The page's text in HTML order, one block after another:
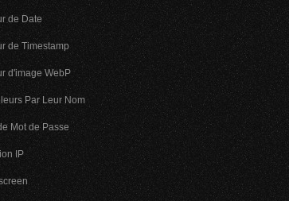
de Date
de Timestamp
d'image WebP
Par Leur Nom
Mot de Passe
IP